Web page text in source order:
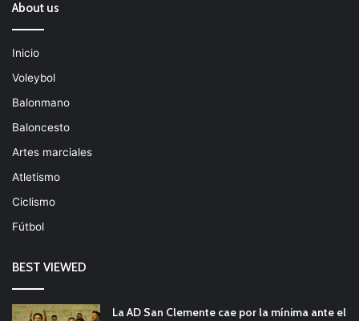
About us
Inicio
Voleybol
Balonmano
Baloncesto
Artes marciales
Atletismo
Ciclismo
Fútbol
BEST VIEWED
La AD San Clemente cae por la mínima ante el